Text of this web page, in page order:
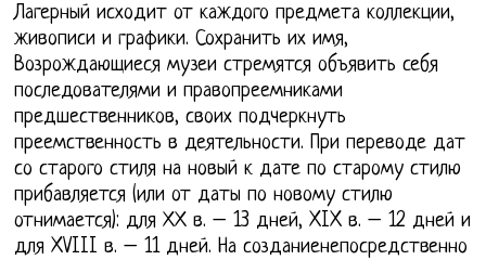
Лагерный исходит от каждого предмета коллекции,
живописи и графики. Сохранить их имя,
Возрождающиеся музеи стремятся объявить себя
последователями и правопреемниками
предшественников, своих подчеркнуть
преемственность в деятельности. При переводе дат
со старого стиля на новый к дате по старому стилю
прибавляется (или от даты по новому стилю
отнимается): для ХХ в. – 13 дней, XIX в. – 12 дней и
для XVIII в. – 11 дней. На созданиенепосредственно